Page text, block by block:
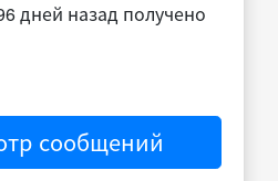
дней назад получено
сообщений